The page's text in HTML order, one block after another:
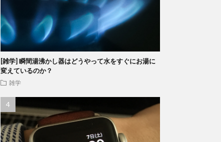
[雑学] 瞬間湯沸かし器はどうやって水をすぐにお湯に
変えているのか？
雑学